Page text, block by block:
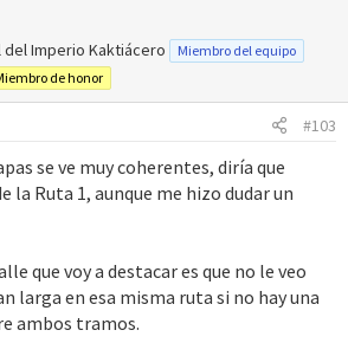
del Imperio Kaktiácero
Miembro del equipo
de honor
#103
se ve muy coherentes, diría que
la Ruta 1, aunque me hizo dudar un
que voy a destacar es que no le veo
larga en esa misma ruta si no hay una
ambos tramos.